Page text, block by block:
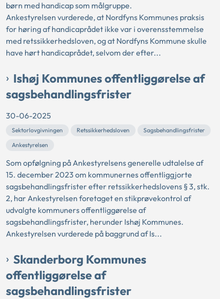
børn med handicap som målgruppe.
Ankestyrelsen vurderede, at Nordfyns Kommunes praksis
for høring af handicaprådet ikke var i overensstemmelse
med retssikkerhedsloven, og at Nordfyns Kommune skulle
have hørt handicaprådet, selvom der efter...
Ishøj Kommunes offentliggørelse af
sagsbehandlingsfrister
30-06-2025
Sektorlovgivningen Retssikkerhedsloven
Sagsbehandlingsfrister
Ankestyrelsen
Som opfølgning på Ankestyrelsens generelle udtalelse af
15. december 2023 om kommunernes offentliggjorte
sagsbehandlingsfrister efter retssikkerhedslovens § 3, stk.
2, har Ankestyrelsen foretaget en stikprøvekontrol af
udvalgte kommuners offentliggørelse af
sagsbehandlingsfrister, herunder Ishøj Kommunes.
Ankestyrelsen vurderede på baggrund af Is...
Skanderborg Kommunes
offentliggørelse af
sagsbehandlingsfrister